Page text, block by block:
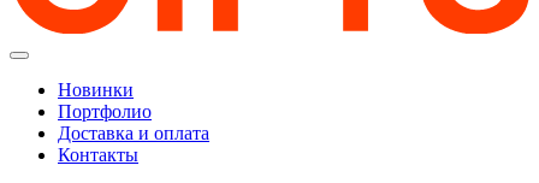
Новинки
Портфолио
Доставка и оплата
Контакты